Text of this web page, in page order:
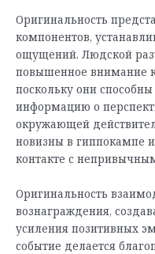
Оригинальность
компонентов,
ощущений. Людской
повышенное внимание
поскольку они
информацию о
окружающей
новизны в гиппокампе
контакте с
Оригинальность
вознаграждения,
усиления позитивных
событие делается